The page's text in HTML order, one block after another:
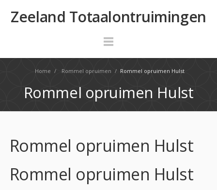
Zeeland Totaalontruimingen
Home / Rommel opruimen / Rommel opruimen Hulst
Rommel opruimen Hulst
Rommel opruimen Hulst
Rommel opruimen Hulst